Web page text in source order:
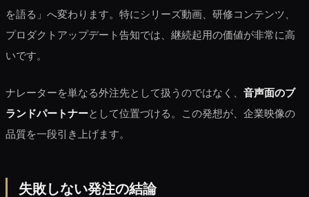
を語る」へ変わります。特にシリーズ動画、研修コンテンツ、
プロダクトアップデート告知では、継続起用の価値が非常に高
いです。
ナレーターを単なる外注先として扱うのではなく、 音声面のブ
ランドパートナーとして位置づける。この発想が、企業映像の
品質を一段引き上げます。
失敗しない発注の結論